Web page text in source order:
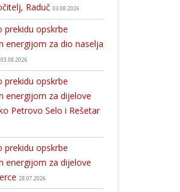
Raduč 03.08.2026
prekidu opskrbe
energijom za dio naselja
03.08.2026
prekidu opskrbe
energijom za dijelove
Petrovo Selo i Rešetar
prekidu opskrbe
energijom za dijelove
28.07.2026